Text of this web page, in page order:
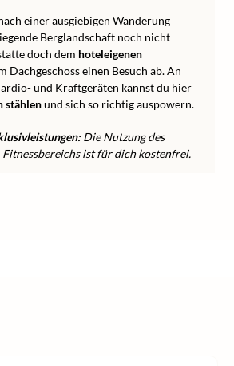
einer ausgiebigen Wanderung
Berglandschaft noch nicht
doch dem hoteleigenen
Dachgeschoss einen Besuch ab. An
und Kraftgeräten kannst du hier
stählenund sich so richtig auspowern.
Die Nutzung des
Fitnessbereichs ist für dich kostenfrei.